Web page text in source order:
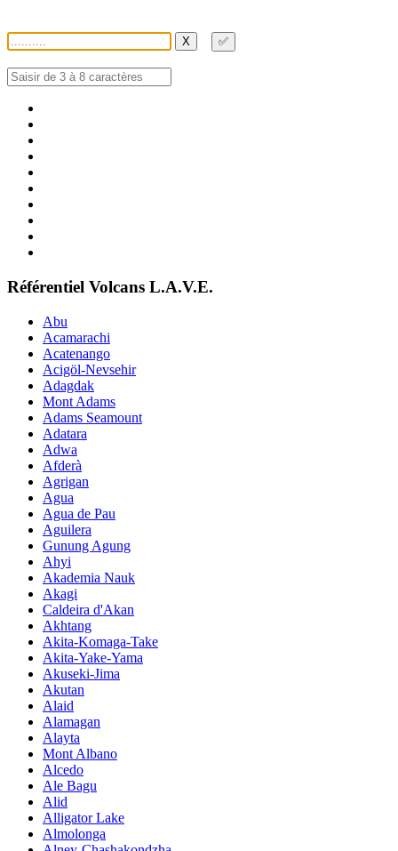
X ✅
Référentiel Volcans L.A.V.E.
Abu
Acamarachi
Acatenango
Acigöl-Nevsehir
Adagdak
Mont Adams
Adams Seamount
Adatara
Adwa
Afderà
Agrigan
Agua
Agua de Pau
Aguilera
Gunung Agung
Ahyi
Akademia Nauk
Akagi
Caldeira d'Akan
Akhtang
Akita-Komaga-Take
Akita-Yake-Yama
Akuseki-Jima
Akutan
Alaid
Alamagan
Alayta
Mont Albano
Alcedo
Ale Bagu
Alid
Alligator Lake
Almolonga